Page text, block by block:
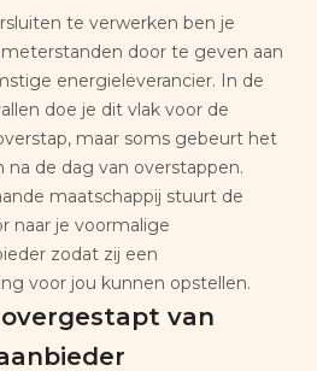
te verwerken ben je
door te geven aan
energieleverancier. In de
doe je dit vlak voor de
maar soms gebeurt het
na de dag van overstappen.
maatschappij stuurt de
naar je voormalige
zodat zij een
voor jou kunnen opstellen.
van